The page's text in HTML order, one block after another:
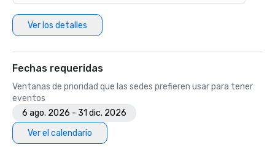
Ver los detalles
Fechas requeridas
Ventanas de prioridad que las sedes prefieren usar para tener
eventos
6 ago. 2026 - 31 dic. 2026
Ver el calendario